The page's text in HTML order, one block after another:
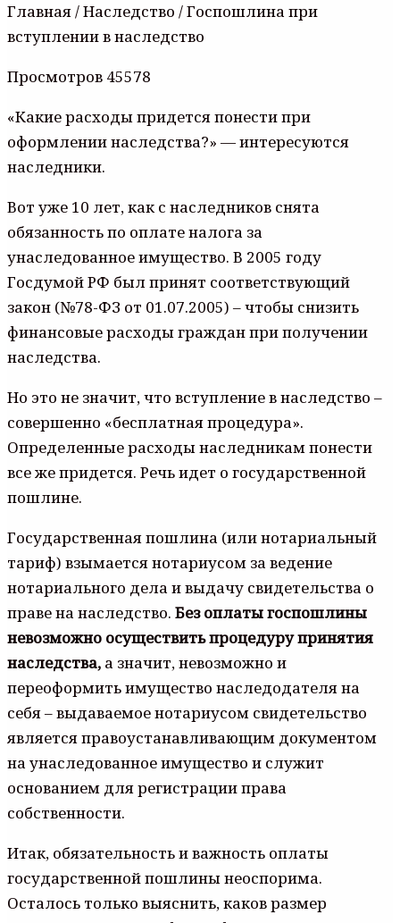
Главная / Наследство / Госпошлина при
вступлении в наследство
Просмотров 45578
«Какие расходы придется понести при
оформлении наследства?» — интересуются
наследники.
Вот уже 10 лет, как с наследников снята
обязанность по оплате налога за
унаследованное имущество. В 2005 году
Госдумой РФ был принят соответствующий
закон (№78-ФЗ от 01.07.2005) – чтобы снизить
финансовые расходы граждан при получении
наследства.
Но это не значит, что вступление в наследство –
совершенно «бесплатная процедура».
Определенные расходы наследникам понести
все же придется. Речь идет о государственной
пошлине.
Государственная пошлина (или нотариальный
тариф) взымается нотариусом за ведение
нотариального дела и выдачу свидетельства о
праве на наследство. Без оплаты госпошлины
невозможно осуществить процедуру принятия
наследства, а значит, невозможно и
переоформить имущество наследодателя на
себя – выдаваемое нотариусом свидетельство
является правоустанавливающим документом
на унаследованное имущество и служит
основанием для регистрации права
собственности.
Итак, обязательность и важность оплаты
государственной пошлины неоспорима.
Осталось только выяснить, каков размер